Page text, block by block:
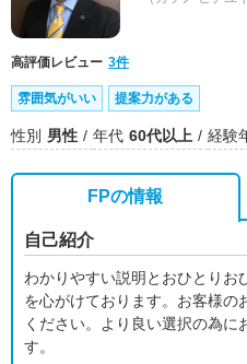
高評価レビュー 3件
雰囲気がいい 提案力がある
性別 男性 年代 60代以上 経験
FPの情報
自己紹介
わかりやすい説明とおひとりお
を心がけております。お客様の
ください。より良い選択の為に
す。